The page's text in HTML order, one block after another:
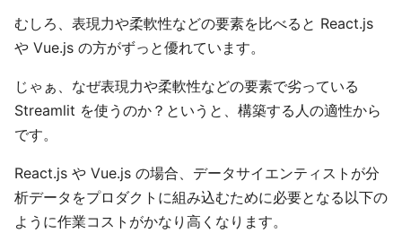
むしろ、表現力や柔軟性などの要素を比べると React.js
や Vue.js の方がずっと優れています。
じゃぁ、なぜ表現力や柔軟性などの要素で劣っている
Streamlit を使うのか？というと、構築する人の適性から
です。
React.js や Vue.js の場合、データサイエンティストが分
析データをプロダクトに組み込むために必要となる以下の
ように作業コストがかなり高くなります。